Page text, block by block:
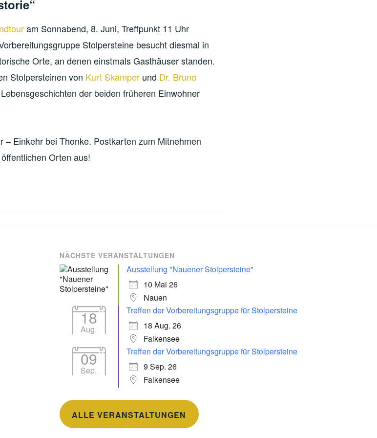
am Sonnabend, 8. Juni, Treffpunkt 11 Uhr
Stolpersteine besucht diesmal in
Orte, an denen einstmals Gasthäuser standen.
Stolpersteinen von Kurt Skamper und Dr. Bruno
der beiden früheren Einwohner
– Einkehr bei Thonke. Postkarten zum Mitnehmen
Orten aus!
NÄCHSTE VERANSTALTUNGEN
Ausstellung "Nauener Stolpersteine"
10 Mai 26
Nauen
18
Aug.
Treffen der Vorbereitungsgruppe für Stolpersteine
18 Aug. 26
Falkensee
09
Sep.
Treffen der Vorbereitungsgruppe für Stolpersteine
9 Sep. 26
Falkensee
ALLE VERANSTALTUNGEN